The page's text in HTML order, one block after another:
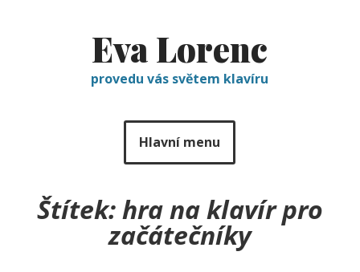
Eva Lorenc
provedu vás světem klavíru
Hlavní menu
Štítek:hra na klavír pro
začátečníky